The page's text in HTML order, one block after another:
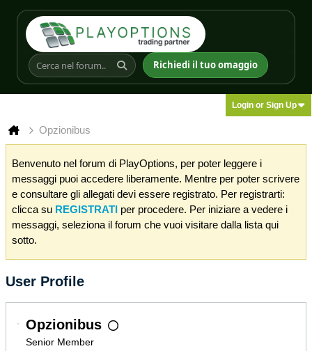
Richiedi il tuo omaggio
Login or Sign Up
Opzionibus
Benvenuto nel forum di PlayOptions, per poter leggere i
messaggi puoi accedere liberamente. Mentre per poter scrivere
e consultare gli allegati devi essere registrato. Per registrarti:
clicca su REGISTRATI per procedere. Per iniziare a vedere i
messaggi, seleziona il forum che vuoi visitare dalla lista qui
sotto.
User Profile
Opzionibus
Senior Member